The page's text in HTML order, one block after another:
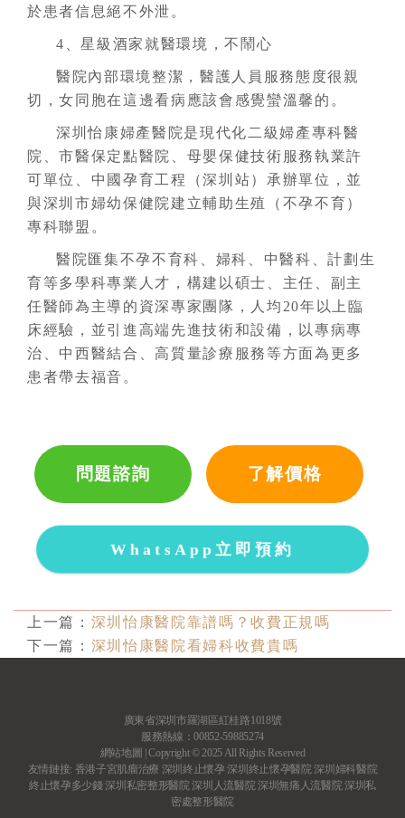
於患者信息絕不外泄。
4、星級酒家就醫環境，不鬧心
醫院內部環境整潔，醫護人員服務態度很親
切，女同胞在這邊看病應該會感覺蠻溫馨的。
深圳怡康婦產醫院是現代化二級婦產專科醫
院、市醫保定點醫院、母嬰保健技術服務執業許
可單位、中國孕育工程（深圳站）承辦單位，並
與深圳市婦幼保健院建立輔助生殖（不孕不育）
專科聯盟。
醫院匯集不孕不育科、婦科、中醫科、計劃生
育等多學科專業人才，構建以碩士、主任、副主
任醫師為主導的資深專家團隊，人均20年以上臨
床經驗，並引進高端先進技術和設備，以專病專
治、中西醫結合、高質量診療服務等方面為更多
患者帶去福音。
問題諮詢 了解價格
WhatsApp立即預約
上一篇： 深圳怡康醫院靠譜嗎？收費正規嗎
下一篇： 深圳怡康醫院看婦科收費貴嗎
廣東省深圳市羅湖區紅桂路1018號
服務熱線：00852-59885274
網站地圖 | Copyright © 2025 All Rights Reserved
友情鏈接: 香港子宮肌瘤治療 深圳終止懷孕深圳終止懷孕醫院深圳婦科醫院
終止懷孕多少錢深圳私密整形醫院深圳人流醫院深圳無痛人流醫院深圳私
密處整形醫院